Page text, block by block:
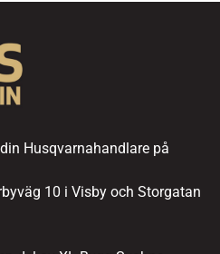
Husqvarnahandlare på
10 i Visby och Storgatan